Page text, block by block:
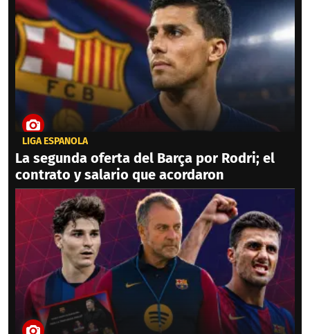
LIGA ESPAÑOLA
La segunda oferta del Barça por Rodri; el
contrato y salario que acordaron